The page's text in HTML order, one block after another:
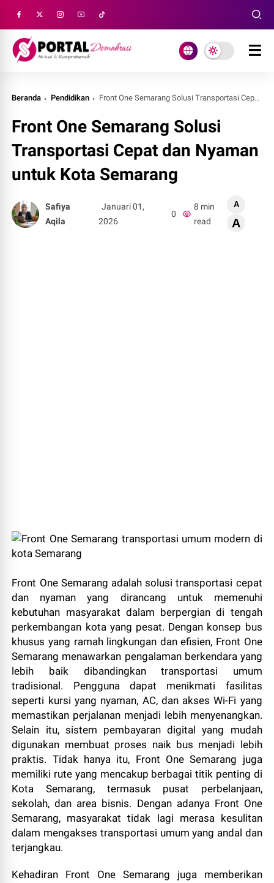
Beranda Pendidikan Front One Semarang Solusi Transportasi Cepat dan Nyaman untuk Kota Semarang
Front One Semarang Solusi
Transportasi Cepat dan Nyaman
untuk Kota Semarang
Safiya
Aqila
Januari 01,
2026
0
8 min
read
A
A
Front One Semarang adalah solusi transportasi cepat
dan nyaman yang dirancang untuk memenuhi
kebutuhan masyarakat dalam berpergian di tengah
perkembangan kota yang pesat. Dengan konsep bus
khusus yang ramah lingkungan dan efisien, Front One
Semarang menawarkan pengalaman berkendara yang
lebih baik dibandingkan transportasi umum
tradisional. Pengguna dapat menikmati fasilitas
seperti kursi yang nyaman, AC, dan akses Wi-Fi yang
memastikan perjalanan menjadi lebih menyenangkan.
Selain itu, sistem pembayaran digital yang mudah
digunakan membuat proses naik bus menjadi lebih
praktis. Tidak hanya itu, Front One Semarang juga
memiliki rute yang mencakup berbagai titik penting di
Kota Semarang, termasuk pusat perbelanjaan,
sekolah, dan area bisnis. Dengan adanya Front One
Semarang, masyarakat tidak lagi merasa kesulitan
dalam mengakses transportasi umum yang andal dan
terjangkau.
Kehadiran Front One Semarang juga memberikan